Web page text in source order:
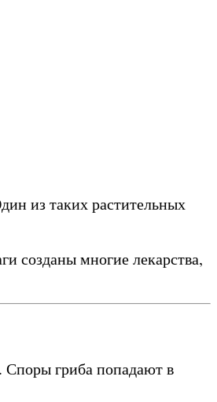
из таких растительных
созданы многие лекарства,
Споры гриба попадают в